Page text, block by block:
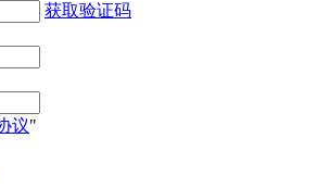
获取验证码
议"